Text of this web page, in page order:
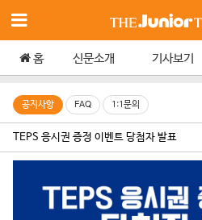
홈 신문소개 기사보기
공지사항 FAQ 1:1문의
TEPS 응시권 증정 이벤트 당첨자 발표